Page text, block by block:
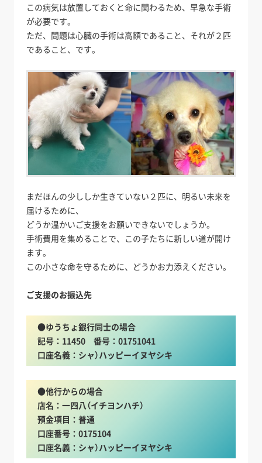
この病気は放置しておくと命に関わるため、早急な手術
が必要です。
ただ、問題は心臓の手術は高額であること、それが２匹
であること、です。
まだほんの少ししか生きていない２匹に、明るい未来を
届けるために、
どうか温かいご支援をお願いできないでしょうか。
手術費用を集めることで、この子たちに新しい道が開け
ます。
この小さな命を守るために、どうかお力添えください。
ご支援のお振込先
●ゆうちょ銀行同士の場合
記号：11450 番号：01751041
口座名義：シャ）ハッピーイヌヤシキ
●他行からの場合
店名：一四八（イチヨンハチ）
預金項目：普通
口座番号：0175104
口座名義：シャ）ハッピーイヌヤシキ